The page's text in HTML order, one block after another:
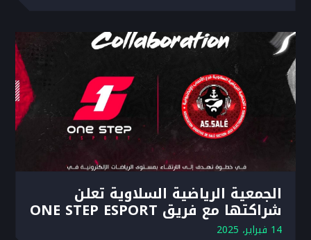
الجمعية الرياضية السلاوية تعلن
شراكتها مع فريق ONE STEP ESPORT
14 فبراير، 2025